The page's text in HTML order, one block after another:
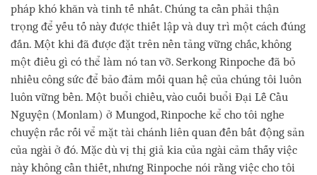
pháp khó khăn và tinh tế nhất. Chúng ta cần phải thận
trọng để yếu tố này được thiết lập và duy trì một cách đúng
đắn. Một khi đã được đặt trên nền tảng vững chắc, không
một điều gì có thể làm nó tan vỡ. Serkong Rinpoche đã bỏ
nhiều công sức để bảo đảm mối quan hệ của chúng tôi luôn
luôn vững bền. Một buổi chiều, vào cuối buổi Đại Lễ Cầu
Nguyện (Monlam) ở Mungod, Rinpoche kể cho tôi nghe
chuyện rắc rối vể mặt tài chánh liên quan đến bất động sản
của ngài ở đó. Mặc dù vị thị giả kia của ngài cảm thấy việc
này không cần thiết, nhưng Rinpoche nói rằng việc cho tôi